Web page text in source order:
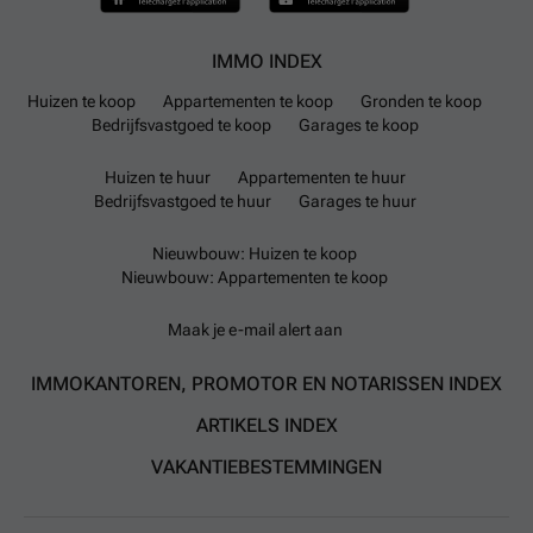
IMMO INDEX
Huizen te koop Appartementen te koop
Gronden te koop
Bedrijfsvastgoed te koop
Garages te koop
Huizen te huur
Appartementen te huur
Bedrijfsvastgoed te huur
Garages te huur
Nieuwbouw: Huizen te koop
Nieuwbouw: Appartementen te koop
Maak je e-mail alert aan
IMMOKANTOREN, PROMOTOR EN NOTARISSEN INDEX
ARTIKELS INDEX
VAKANTIEBESTEMMINGEN